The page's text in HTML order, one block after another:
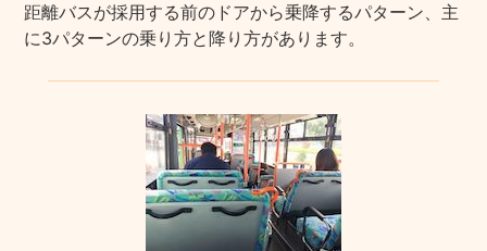
距離バスが採用する前のドアから乗降するパターン、主
に3パターンの乗り方と降り方があります。